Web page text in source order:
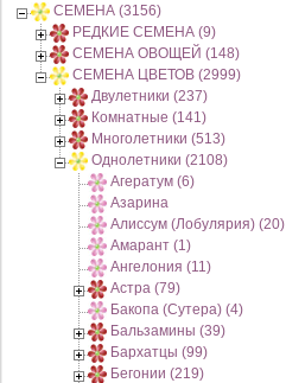
СЕМЕНА (3156)
РЕДКИЕ СЕМЕНА (9)
СЕМЕНА ОВОЩЕЙ (148)
СЕМЕНА ЦВЕТОВ (2999)
Двулетники (237)
Комнатные (141)
Многолетники (513)
Однолетники (2108)
Агератум (6)
Азарина
Алиссум (Лобулярия) (20)
Амарант (1)
Ангелония (11)
Астра (79)
Бакопа (Сутера) (4)
Бальзамины (39)
Бархатцы (99)
Бегонии (219)